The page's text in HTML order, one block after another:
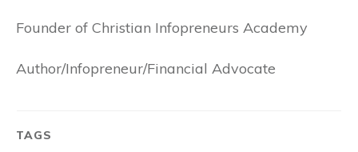
Founder of Christian Infopreneurs Academy
Author/Infopreneur/Financial Advocate
TAGS